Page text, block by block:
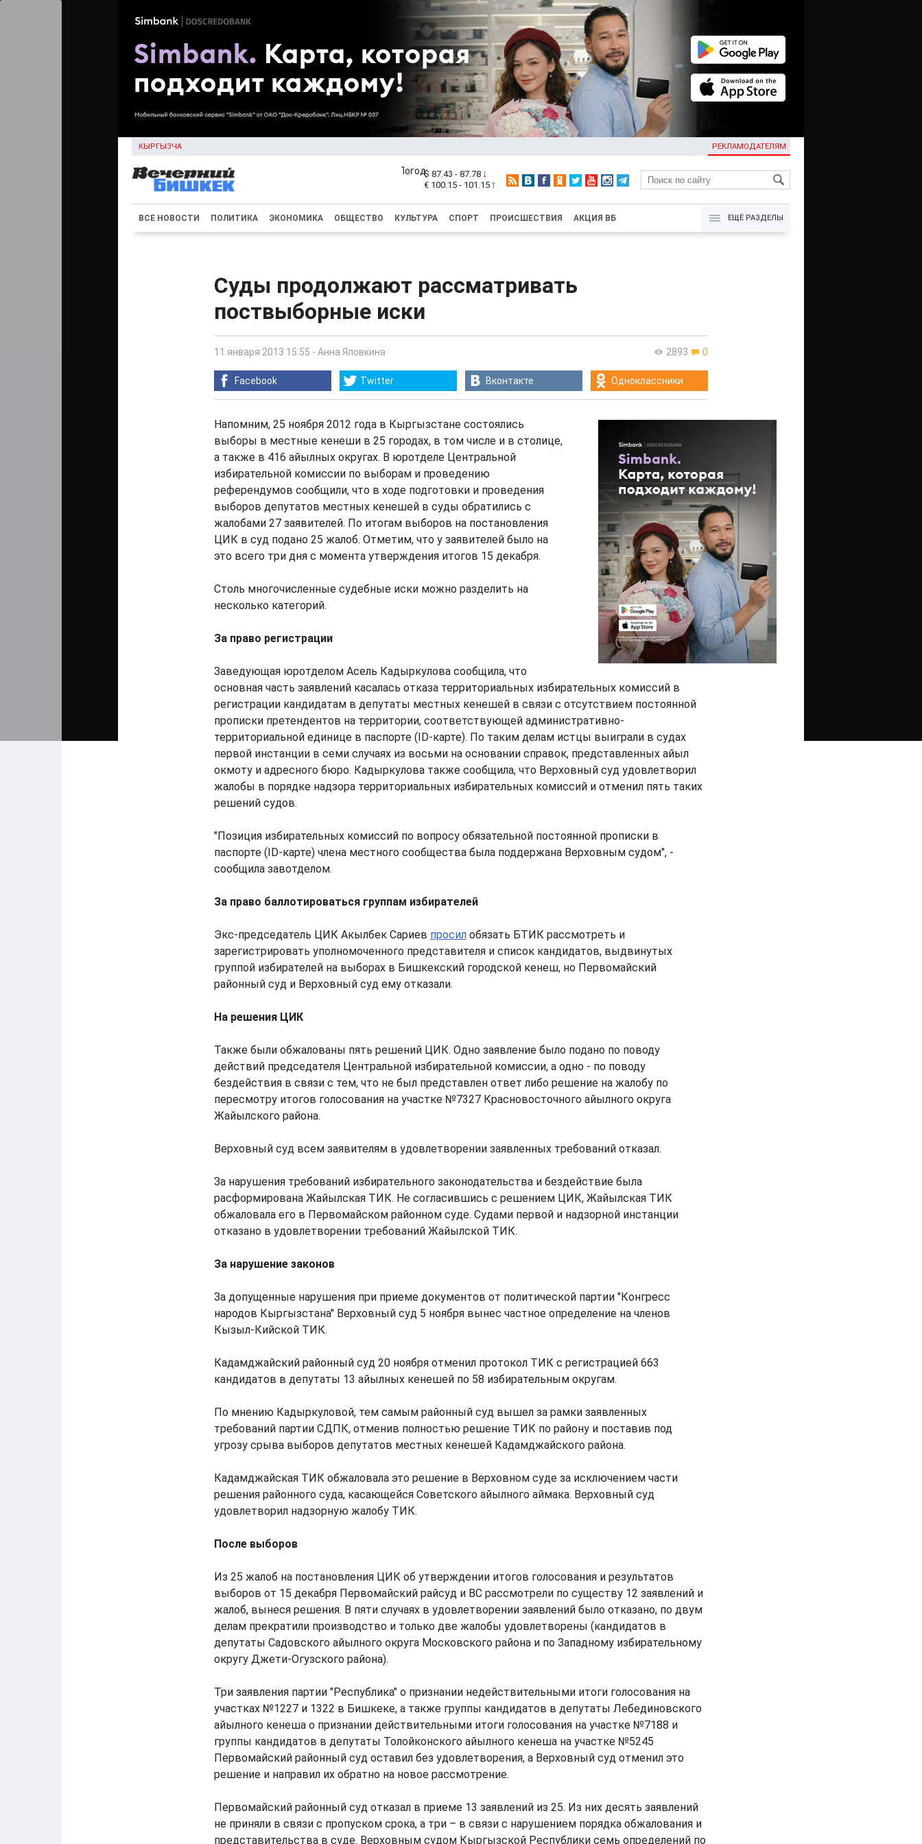
КЫРГЫЗЧА РЕКЛАМОДАТЕЛЯМ
KG
$ 87.43 - 87.78
€ 100.15 - 101.15
ВСЕ НОВОСТИ ПОЛИТИКА ЭКОНОМИКА ОБЩЕСТВО КУЛЬТУРА СПОРТ ПРОИСШЕСТВИЯ АКЦИЯ ВБ ЕЩЁ РАЗДЕЛЫ
Суды продолжают рассматривать
поствыборные иски
2893 0
11 января 2013 15:55 - Анна Яловкина
Facebook Twitter Вконтакте Одноклассники
Напомним, 25 ноября 2012 года в Кыргызстане состоялись
выборы в местные кенеши в 25 городах, в том числе и в столице,
а также в 416 айылных округах. В юротделе Центральной
избирательной комиссии по выборам и проведению
референдумов сообщили, что в ходе подготовки и проведения
выборов депутатов местных кенешей в суды обратились с
жалобами 27 заявителей. По итогам выборов на постановления
ЦИК в суд подано 25 жалоб. Отметим, что у заявителей было на
это всего три дня с момента утверждения итогов 15 декабря.
Столь многочисленные судебные иски можно разделить на
несколько категорий.
За право регистрации
Заведующая юротделом Асель Кадыркулова сообщила, что
основная часть заявлений касалась отказа территориальных избирательных комиссий в
регистрации кандидатам в депутаты местных кенешей в связи с отсутствием постоянной
прописки претендентов на территории, соответствующей административно-
территориальной единице в паспорте (ID-карте). По таким делам истцы выиграли в судах
первой инстанции в семи случаях из восьми на основании справок, представленных айыл
окмоту и адресного бюро. Кадыркулова также сообщила, что Верховный суд удовлетворил
жалобы в порядке надзора территориальных избирательных комиссий и отменил пять таких
решений судов.
"Позиция избирательных комиссий по вопросу обязательной постоянной прописки в
паспорте (ID-карте) члена местного сообщества была поддержана Верховным судом", -
сообщила завотделом.
За право баллотироваться группам избирателей
Экс-председатель ЦИК Акылбек Сариев просил обязать БТИК рассмотреть и
зарегистрировать уполномоченного представителя и список кандидатов, выдвинутых
группой избирателей на выборах в Бишкекский городской кенеш, но Первомайский
районный суд и Верховный суд ему отказали.
На решения ЦИК
Также были обжалованы пять решений ЦИК. Одно заявление было подано по поводу
действий председателя Центральной избирательной комиссии, а одно - по поводу
бездействия в связи с тем, что не был представлен ответ либо решение на жалобу по
пересмотру итогов голосования на участке №7327 Красновосточного айылного округа
Жайылского района.
Верховный суд всем заявителям в удовлетворении заявленных требований отказал.
За нарушения требований избирательного законодательства и бездействие была
расформирована Жайылская ТИК. Не согласившись с решением ЦИК, Жайылская ТИК
обжаловала его в Первомайском районном суде. Судами первой и надзорной инстанции
отказано в удовлетворении требований Жайылской ТИК.
За нарушение законов
За допущенные нарушения при приеме документов от политической партии "Конгресс
народов Кыргызстана" Верховный суд 5 ноября вынес частное определение на членов
Кызыл-Кийской ТИК.
Кадамджайский районный суд 20 ноября отменил протокол ТИК с регистрацией 663
кандидатов в депутаты 13 айылных кенешей по 58 избирательным округам.
По мнению Кадыркуловой, тем самым районный суд вышел за рамки заявленных
требований партии СДПК, отменив полностью решение ТИК по району и поставив под
угрозу срыва выборов депутатов местных кенешей Кадамджайского района.
Кадамджайская ТИК обжаловала это решение в Верховном суде за исключением части
решения районного суда, касающейся Советского айылного аймака. Верховный суд
удовлетворил надзорную жалобу ТИК.
После выборов
Из 25 жалоб на постановления ЦИК об утверждении итогов голосования и результатов
выборов от 15 декабря Первомайский райсуд и ВС рассмотрели по существу 12 заявлений и
жалоб, вынеся решения. В пяти случаях в удовлетворении заявлений было отказано, по двум
делам прекратили производство и только две жалобы удовлетворены (кандидатов в
депутаты Садовского айылного округа Московского района и по Западному избирательному
округу Джети-Огузского района).
Три заявления партии "Республика" о признании недействительными итоги голосования на
участках №1227 и 1322 в Бишкеке, а также группы кандидатов в депутаты Лебединовского
айылного кенеша о признании действительными итоги голосования на участке №7188 и
группы кандидатов в депутаты Толойконского айылного кенеша на участке №5245
Первомайский районный суд оставил без удовлетворения, а Верховный суд отменил это
решение и направил их обратно на новое рассмотрение.
Первомайский районный суд отказал в приеме 13 заявлений из 25. Из них десять заявлений
не приняли в связи с пропуском срока, а три – в связи с нарушением порядка обжалования и
представительства в суде. Верховным судом Кыргызской Республики семь определений по